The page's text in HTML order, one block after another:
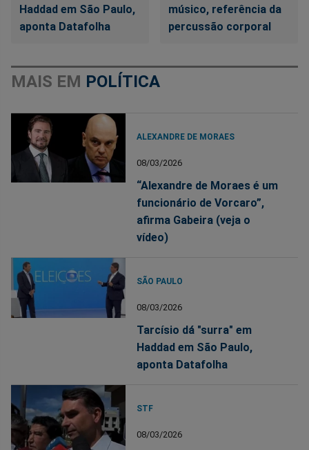
Haddad em São Paulo,
aponta Datafolha
músico, referência da
percussão corporal
MAIS EM POLÍTICA
ALEXANDRE DE MORAES
08/03/2026
“Alexandre de Moraes é um
funcionário de Vorcaro”,
afirma Gabeira (veja o
vídeo)
SÃO PAULO
08/03/2026
Tarcísio dá "surra" em
Haddad em São Paulo,
aponta Datafolha
STF
08/03/2026